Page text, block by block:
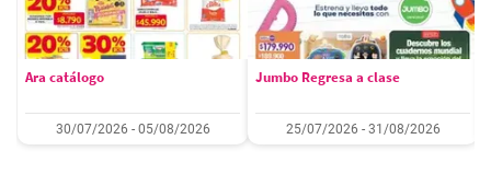
Ara catálogo
30/07/2026 - 05/08/2026
Jumbo Regresa a clase
25/07/2026 - 31/08/2026